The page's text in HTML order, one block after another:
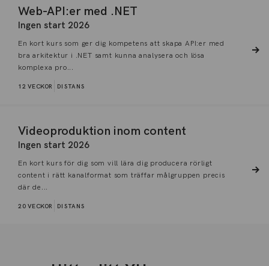
Web-API:er med .NET
Ingen start 2026
En kort kurs som ger dig kompetens att skapa API:er med
bra arkitektur i .NET samt kunna analysera och lösa
komplexa pro...
12 VECKOR DISTANS
Videoproduktion inom content
Ingen start 2026
En kort kurs för dig som vill lära dig producera rörligt
content i rätt kanalformat som träffar målgruppen precis
där de...
20 VECKOR DISTANS